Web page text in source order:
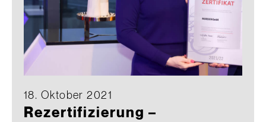
18. Oktober 2021
Rezertifizierung –